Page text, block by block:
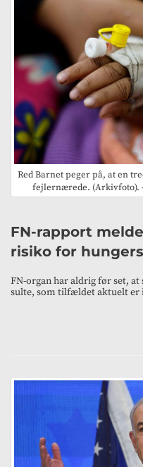
Red Barnet peger på, at en
fejlernærede. (Arkivfoto).
FN-rapport
risiko for
FN-organ har aldrig før set,
sulte, som tilfældet aktuelt er